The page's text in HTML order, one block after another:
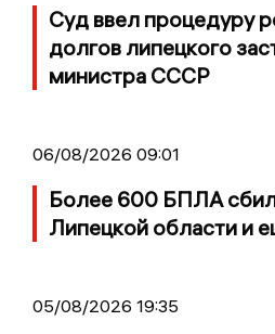
Суд ввел процедуру
долгов липецкого
министра СССР
06/08/2026 09:01
Более 600 БПЛА
Липецкой области и
05/08/2026 19:35